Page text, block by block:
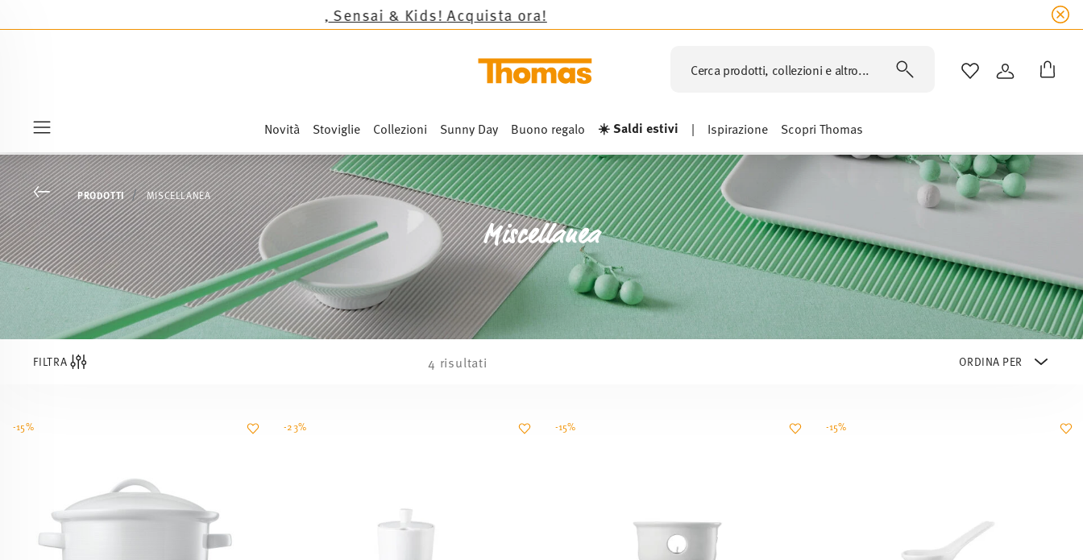
tranne le novità Sandora, Sensai & Kids! Acquista ora!
Cerca prodotti, collezioni e altro... LISTA DESIDERI
ACCEDI
Novità Stoviglie Collezioni Sunny Day Buono regalo ☀️ Saldi estivi | Ispirazione Scopri Thomas
Go backPRODOTTI MISCELLANEA
Miscellanea
FILTRA 4 risultati
-15% -23% -15% -15%